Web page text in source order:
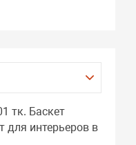
тк. Баскет
для интерьеров в